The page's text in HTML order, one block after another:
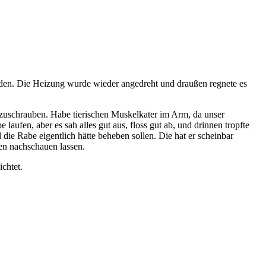
Die Heizung wurde wieder angedreht und draußen regnete es
Habe tierischen Muskelkater im Arm, da unser
aber es sah alles gut aus, floss gut ab, und drinnen tropfte
Rabe eigentlich hätte beheben sollen. Die hat er scheinbar
nachschauen lassen.